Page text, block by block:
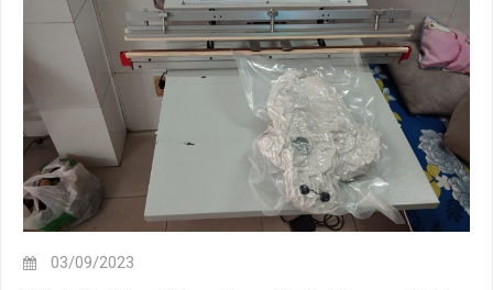
03/09/2023